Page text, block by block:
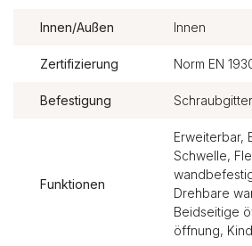
Innen/Außen Innen
Zertifizierung Norm EN
Befestigung Schraubgitter
Funktionen
Erweiterbar,
Schwelle,
Drehbare
Beidseitige
öffnung,